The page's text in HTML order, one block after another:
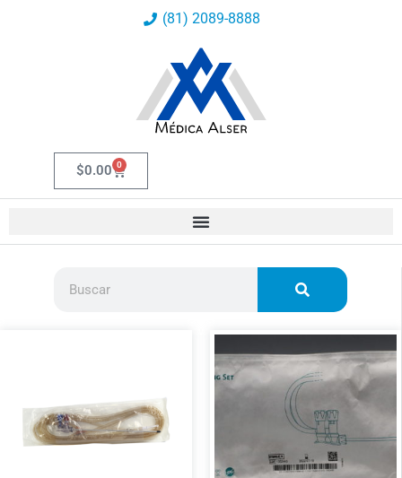
(81) 2089-8888
$0.00 0
Carrito